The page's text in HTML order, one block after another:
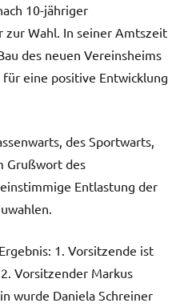
10-jähriger
Wahl. In seiner Amtszeit
des neuen Vereinsheims
eine positive Entwicklung
des Sportwarts,
Grußwort des
Entlastung der
1. Vorsitzende ist
Vorsitzender Markus
wurde Daniela Schreiner